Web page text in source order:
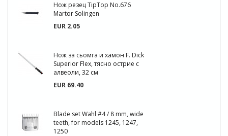
Нож резец TipTop No.676
Martor Solingen
EUR 2.05
Нож за сьомга и хамон F. Dick
Superior Flex, тясно острие с
алвеоли, 32 см
EUR 69.40
Blade set Wahl #4 / 8 mm, wide
teeth, for models 1245, 1247,
1250